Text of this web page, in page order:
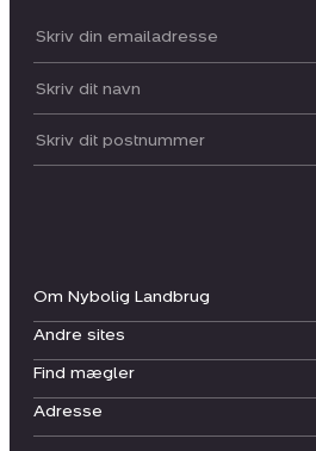
Om Nybolig Landbrug
Andre sites
Find mægler
Adresse
Din email:
Dit navn:
Postnummer